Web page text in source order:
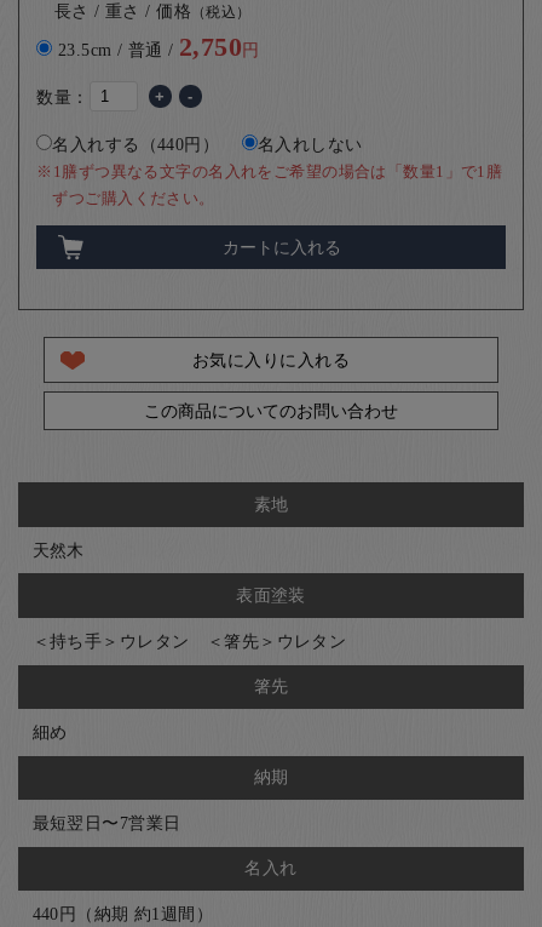
長さ / 重さ / 価格 （税込）
23.5cm / 普通 / 2,750円
数量： + -
名入れする（440円） 名入れしない
※1膳ずつ異なる文字の名入れをご希望の場合は「数量1」で1膳
ずつご購入ください。
カートに入れる
お気に入りに入れる
この商品についてのお問い合わせ
素地
天然木
表面塗装
＜持ち手＞ウレタン ＜箸先＞ウレタン
箸先
細め
納期
最短翌日〜7営業日
名入れ
440円（納期 約1週間）